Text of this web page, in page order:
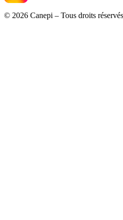
© 2026 Canepi – Tous droits réservés